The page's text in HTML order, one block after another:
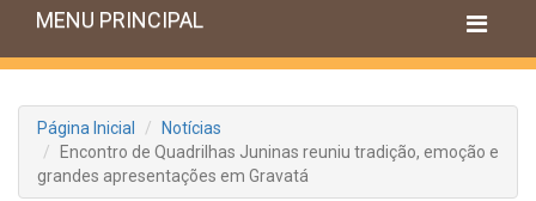
MENU PRINCIPAL
Página Inicial
Notícias
Encontro de Quadrilhas Juninas reuniu tradição, emoção e
grandes apresentações em Gravatá